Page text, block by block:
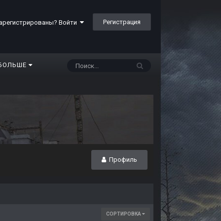
Войти Регистрация
Профиль
СОРТИРОВКА